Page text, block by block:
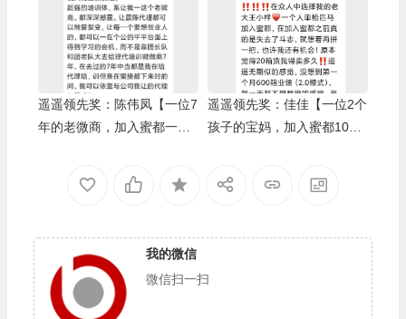
遥遥领先奖：陈伟凤【一位7
年的老微商，加入蜜都一个
遥遥领先奖：佳佳【一位2个
孩子的宝妈，加入蜜都10个
我的微信
微信扫一扫